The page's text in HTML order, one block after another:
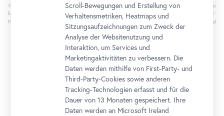
Vinzenz Fischer, Allegorie auf die Übertragung der
kaiserlichen Galerie in das Belvedere, 1781
Foto: Johannes Stoll / Belvedere, Wien
Johann Gottfried Auerbach,
Savoyen als Feldherr, um
Foto; Johannes Stoll /
Scroll-Bewegungen und Erstellung von
Verhaltensmetriken, Heatmaps und
Sitzungsaufzeichnungen zum Zweck der
Analyse der Websitenutzung und
Interaktion, um Services und
Marketingaktivitäten zu verbessern. Die
Daten werden mithilfe von First-Party- und
Third-Party-Cookies sowie anderen
Tracking-Technologien erfasst und für die
Dauer von 13 Monaten gespeichert. Ihre
Daten werden an Microsoft Ireland